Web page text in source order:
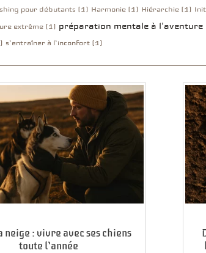
pour débutants (1) Harmonie (1) Hiérarchie (1)
extrême (1) préparation mentale à l'aventure
s’entraîner à l’inconfort (1)
neige : vivre avec ses chiens
toute l’année